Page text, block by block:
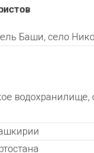
Баши, село
водохранилище,